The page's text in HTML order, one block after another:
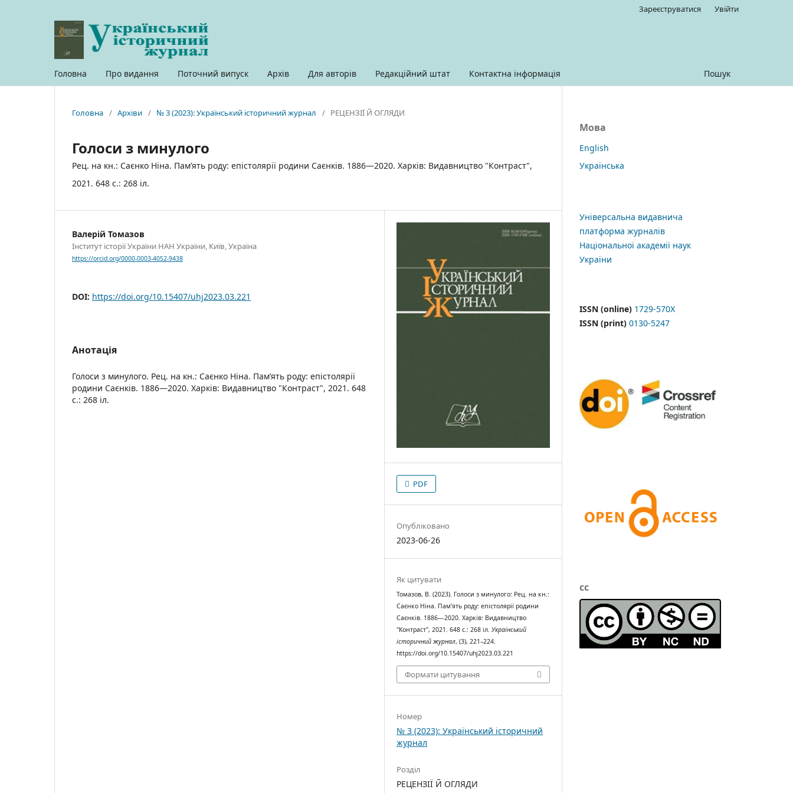
Головна Про видання Поточний випуск Архів Для авторів Редакційний штат Контактна інформація Пошук
Зареєструватися Увійти
Головна / Архіви / № 3 (2023): Український історичний журнал / РЕЦЕНЗІЇ Й ОГЛЯДИ
Голоси з минулого
Рец. на кн.: Саєнко Ніна. Пам’ять роду: епістолярії родини Саєнків. 1886—2020. Харків: Видавництво "Контраст",
2021. 648 с.: 268 іл.
Валерій Томазов
Інститут історії України НАН України, Київ, Україна
https://orcid.org/0000-0003-4052-9438
DOI: https://doi.org/10.15407/uhj2023.03.221
Анотація
Голоси з минулого. Рец. на кн.: Саєнко Ніна. Пам’ять роду: епістолярії
родини Саєнків. 1886—2020. Харків: Видавництво "Контраст", 2021. 648
с.: 268 іл.
PDF
Опубліковано
2023-06-26
Як цитувати
Томазов, В. (2023). Голоси з минулого: Рец. на кн.:
Саєнко Ніна. Пам’ять роду: епістолярії родини
Саєнків. 1886—2020. Харків: Видавництво
"Контраст", 2021. 648 с.: 268 іл.Український
історичний журнал, (3), 221–224.
https://doi.org/10.15407/uhj2023.03.221
Формати цитування
Номер
№ 3 (2023): Український історичний
журнал
Розділ
РЕЦЕНЗІЇ Й ОГЛЯДИ
Мова
English
Українська
Універсальна видавнича
платформа журналів
Національної академії наук
України
ISSN (online) 1729-570X
ISSN (print) 0130-5247
cc